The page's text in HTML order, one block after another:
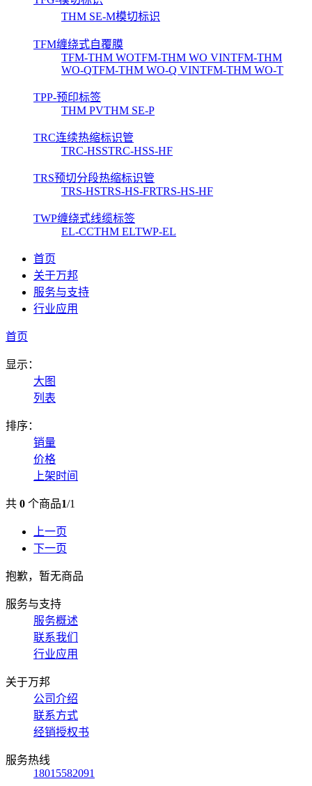
THM SE-M模切标识
TFM缠绕式自覆膜
TFM-THM WOTFM-THM WO VINTFM-THM
WO-QTFM-THM WO-Q VINTFM-THM WO-T
TPP-预印标签
THM PVTHM SE-P
TRC连续热缩标识管
TRC-HSSTRC-HSS-HF
TRS预切分段热缩标识管
TRS-HSTRS-HS-FRTRS-HS-HF
TWP缠绕式线缆标签
EL-CCTHM ELTWP-EL
首页
关于万邦
服务与支持
行业应用
首页
显示：
大图
列表
排序：
销量
价格
上架时间
共 0 个商品1/1
上一页
下一页
抱歉，暂无商品
服务与支持
服务概述
联系我们
行业应用
关于万邦
公司介绍
联系方式
经销授权书
服务热线
18015582091